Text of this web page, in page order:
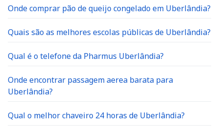
Onde comprar pão de queijo congelado em Uberlândia?
Quais são as melhores escolas públicas de Uberlândia?
Qual é o telefone da Pharmus Uberlândia?
Onde encontrar passagem aerea barata para
Uberlândia?
Qual o melhor chaveiro 24 horas de Uberlândia?